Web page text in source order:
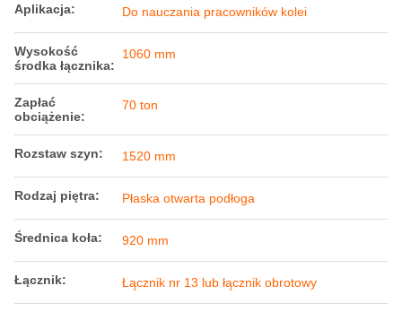
Aplikacja: Do nauczania pracowników kolei
Wysokość
środka łącznika:
1060 mm
Zapłać
obciążenie:
70 ton
Rozstaw szyn: 1520 mm
Rodzaj piętra: Płaska otwarta podłoga
Średnica koła: 920 mm
Łącznik: Łącznik nr 13 lub łącznik obrotowy